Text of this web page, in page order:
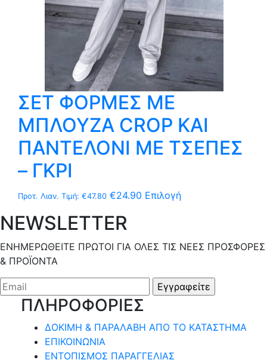
ΣΕΤ ΦΟΡΜΕΣ ΜΕ
ΜΠΛΟΥΖΑ CROP ΚΑΙ
ΠΑΝΤΕΛΟΝΙ ΜΕ ΤΣΕΠΕΣ
– ΓΚΡΙ
Προτ. Λιαν. Τιμή: €47.80 €24.90 ΕπιλογήΑυτό
πολλαπλές
Οι
επιλογές
να
NEWSLETTER
ΕΝΗΜΕΡΩΘΕΙΤΕ ΠΡΩΤΟΙ ΓΙΑ ΟΛΕΣ ΤΙΣ ΝΕΕΣ ΠΡΟΣΦΟΡΕΣ
& ΠΡΟΪΟΝΤΑ
ΠΛΗΡΟΦΟΡΙΕΣ
ΔΟΚΙΜΗ & ΠΑΡΑΛΑΒΗ ΑΠΟ ΤΟ ΚΑΤΑΣΤΗΜΑ
ΕΠΙΚΟΙΝΩΝΙΑ
ΕΝΤΟΠΙΣΜΟΣ ΠΑΡΑΓΓΕΛΙΑΣ